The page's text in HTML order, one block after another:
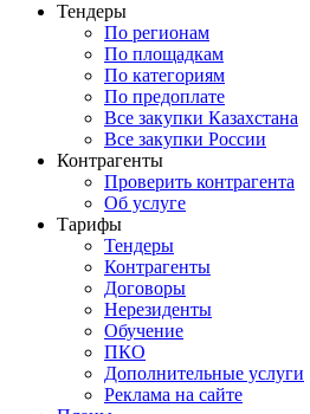
Тендеры
По регионам
По площадкам
По категориям
По предоплате
Все закупки Казахстана
Все закупки России
Контрагенты
Проверить контрагента
Об услуге
Тарифы
Тендеры
Контрагенты
Договоры
Нерезиденты
Обучение
ПКО
Дополнительные услуги
Реклама на сайте